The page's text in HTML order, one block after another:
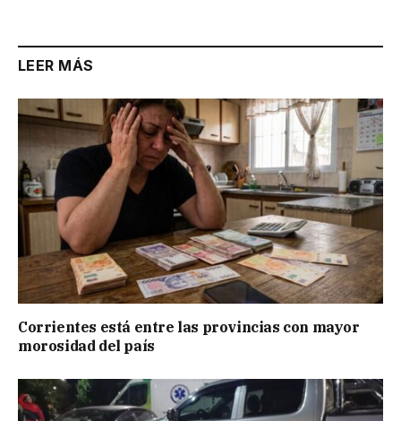
LEER MÁS
Corrientes está entre las provincias con mayor
morosidad del país